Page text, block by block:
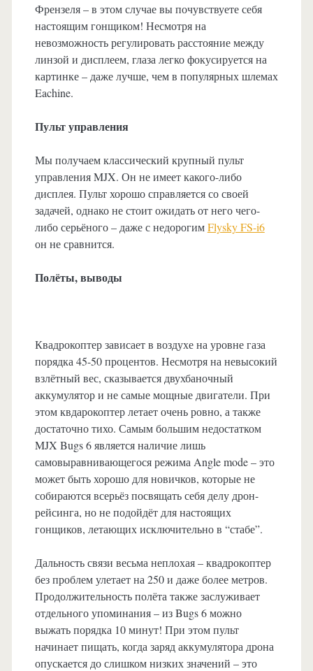
Френзеля – в этом случае вы почувствуете себя
настоящим гонщиком! Несмотря на
невозможность регулировать расстояние между
линзой и дисплеем, глаза легко фокусируется на
картинке – даже лучше, чем в популярных шлемах
Eachine.
Пульт управления
Мы получаем классический крупный пульт
управления MJX. Он не имеет какого-либо
дисплея. Пульт хорошо справляется со своей
задачей, однако не стоит ожидать от него чего-
либо серьёного – даже с недорогимFlysky FS-i6
он не сравнится.
Полёты, выводы
Квадрокоптер зависает в воздухе на уровне газа
порядка 45-50 процентов. Несмотря на невысокий
взлётный вес, сказывается двухбаночный
аккумулятор и не самые мощные двигатели. При
этом квдарокоптер летает очень ровно, а также
достаточно тихо. Самым большим недостатком
MJX Bugs 6 является наличие лишь
самовыравнивающегося режима Angle mode – это
может быть хорошо для новичков, которые не
собираются всерьёз посвящать себя делу дрон-
рейсинга, но не подойдёт для настоящих
гонщиков, летающих исключительно в “стабе”.
Дальность связи весьма неплохая – квадрокоптер
без проблем улетает на 250 и даже более метров.
Продолжительность полёта также заслуживает
отдельного упоминания – из Bugs 6 можно
выжать порядка 10 минут! При этом пульт
начинает пищать, когда заряд аккумулятора дрона
опускается до слишком низких значений – это